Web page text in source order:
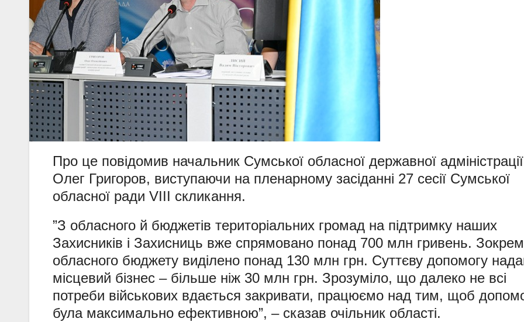
Про це повідомив начальник Сумської обласної державної адміністрації
Олег Григоров, виступаючи на пленарному засіданні 27 сесії Сумської
обласної ради VIII скликання.
”З обласного й бюджетів територіальних громад на підтримку наших
Захисників і Захисниць вже спрямовано понад 700 млн гривень.
обласного бюджету виділено понад 130 млн грн. Суттєву допомогу
місцевий бізнес – більше ніж 30 млн грн. Зрозуміло, що далеко не всі
потреби військових вдається закривати, працюємо над тим, щоб
була максимально ефективною”, – сказав очільник області.